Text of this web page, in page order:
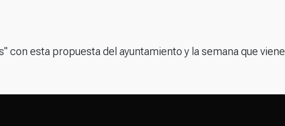
esta propuesta del ayuntamiento y la semana que viene